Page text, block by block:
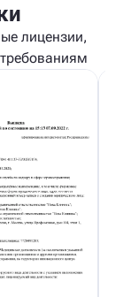
лицензии,